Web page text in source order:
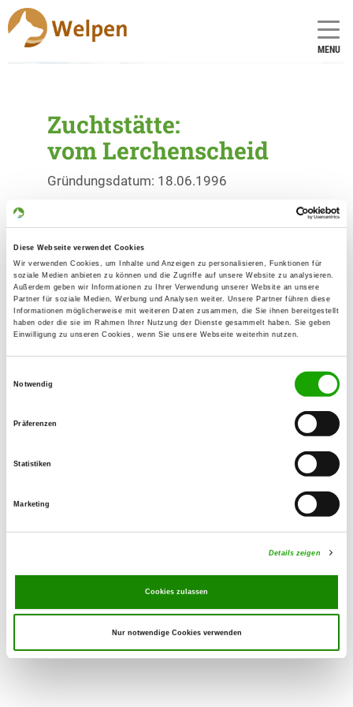
Diese Webseite verwendet Cookies
Wir verwenden Cookies, um Inhalte und Anzeigen zu personalisieren, Funktionen für
soziale Medien anbieten zu können und die Zugriffe auf unsere Website zu analysieren.
Außerdem geben wir Informationen zu Ihrer Verwendung unserer Website an unsere
Partner für soziale Medien, Werbung und Analysen weiter. Unsere Partner führen diese
Informationen möglicherweise mit weiteren Daten zusammen, die Sie ihnen bereitgestellt
haben oder die sie im Rahmen Ihrer Nutzung der Dienste gesammelt haben. Sie geben
Einwilligung zu unseren Cookies, wenn Sie unsere Webseite weiterhin nutzen.
Notwendig
Präferenzen
Statistiken
Marketing
Details zeigen
Cookies zulassen
Nur notwendige Cookies verwenden
MENU
Zuchtstätte:
vom Lerchenscheid
Gründungsdatum: 18.06.1996
Críador
Holger Born
Ederstr. 19
35066 Frankenberg
Kontakt
Anschrift der Zuchtstätte
35088 Dodenau